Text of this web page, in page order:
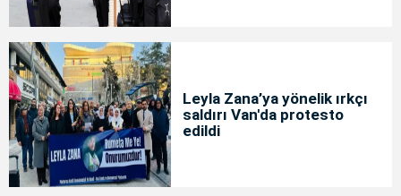
Leyla Zana’ya yönelik ırkçı
saldırı Van'da protesto
edildi